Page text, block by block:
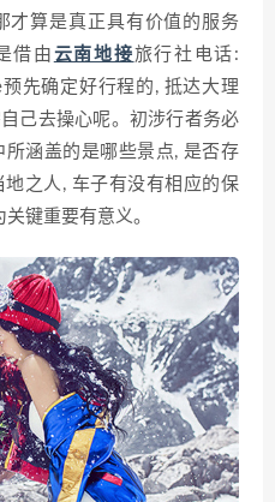
才算是真正具有价值的服务
借由 云南地接旅行社电话:
先确定好行程的, 抵达大理
己去操心呢。初涉行者务必
涵盖的是哪些景点, 是否存
之人, 车子有没有相应的保
键重要有意义。